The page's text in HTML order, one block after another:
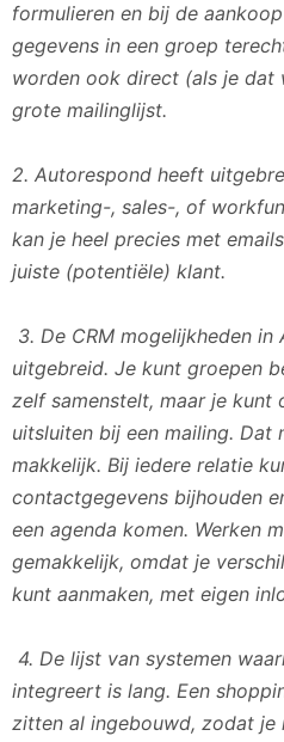
formulieren en bij de
gegevens in een groep
worden ook direct (als je dat
grote mailinglijst.
2. Autorespond heeft
marketing-, sales-, of
kan je heel precies met
juiste (potentiële) klant.
3. De CRM mogelijkheden
uitgebreid. Je kunt groepen
zelf samenstelt, maar je kunt
uitsluiten bij een mailing. Dat
makkelijk. Bij iedere relatie
contactgegevens bijhouden
een agenda komen. Werken
gemakkelijk, omdat je
kunt aanmaken, met eigen
4. De lijst van systemen
integreert is lang. Een
zitten al ingebouwd, zodat je